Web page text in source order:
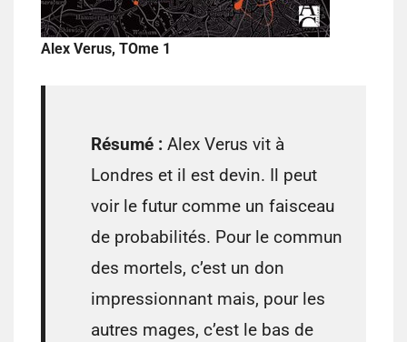
Alex Verus, TOme 1
Résumé : Alex Verus vit à
Londres et il est devin. Il peut
voir le futur comme un faisceau
de probabilités. Pour le commun
des mortels, c’est un don
impressionnant mais, pour les
autres mages, c’est le bas de